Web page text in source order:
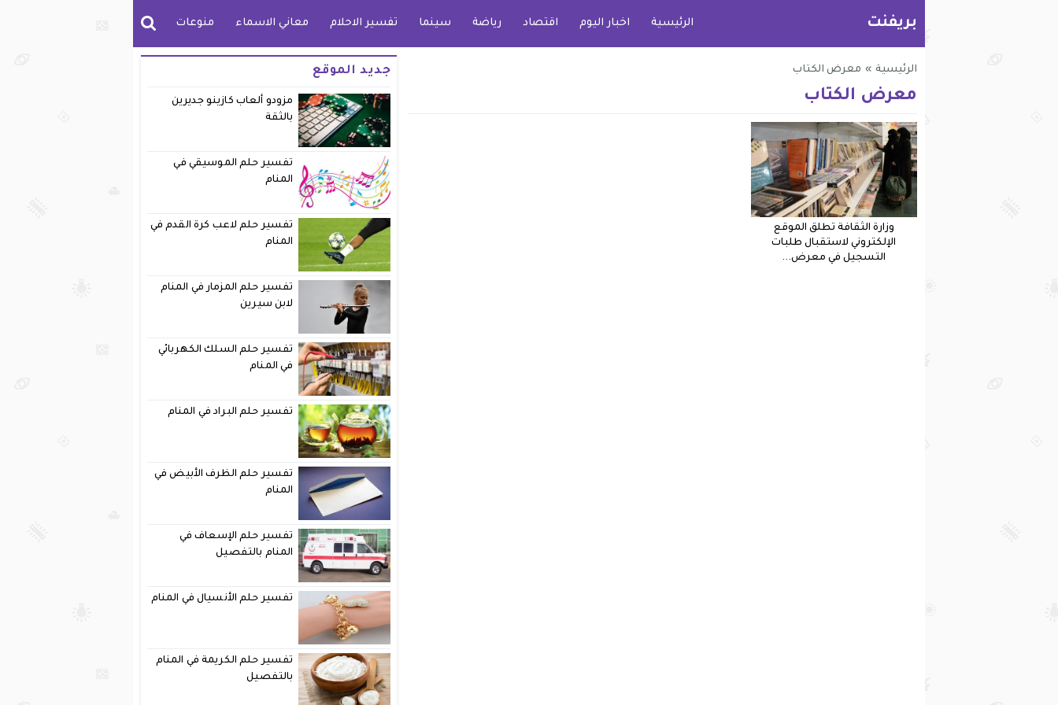
بريفنت الرئيسية اخبار اليوم اقتصاد رياضة سينما تفسير الاحلام معاني الاسماء منوعات
الرئيسية » معرض الكتاب
معرض الكتاب
وزارة الثقافة تطلق الموقع
الإلكتروني لاستقبال طلبات
التسجيل في معرض...
جديد الموقع
مزودو ألعاب كازينو جديرين
بالثقة
تفسير حلم الموسيقي في
المنام
تفسير حلم لاعب كرة القدم في
المنام
تفسير حلم المزمار في المنام
لابن سيرين
تفسير حلم السلك الكهربائي
في المنام
تفسير حلم البراد في المنام
تفسير حلم الظرف الأبيض في
المنام
تفسير حلم الإسعاف في
المنام بالتفصيل
تفسير حلم الأنسيال في المنام
تفسير حلم الكريمة في المنام
بالتفصيل